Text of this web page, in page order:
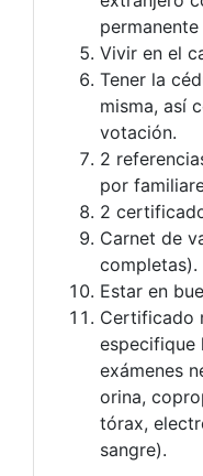
Vivir en el
Tener la
misma, así
votación.
2
por
2
Carnet de
completas).
Estar en
Certificado
especifique
exámenes
orina,
tórax,
sangre).